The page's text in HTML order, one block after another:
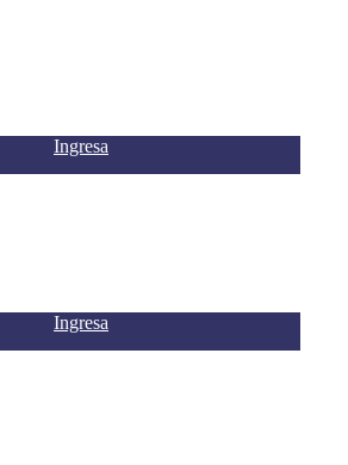
Ingresa
Ingresa